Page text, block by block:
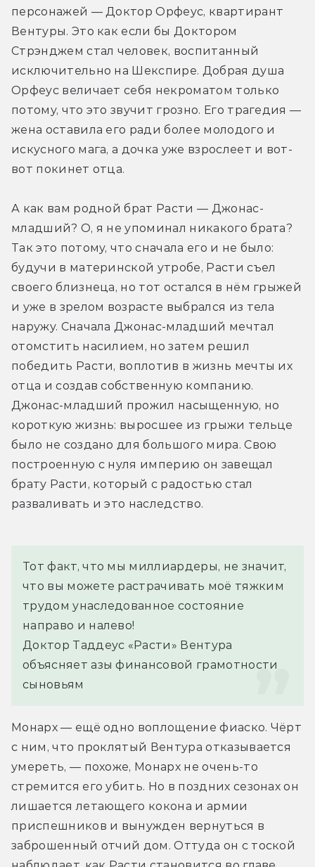
персонажей — Доктор Орфеус, квартирант
Вентуры. Это как если бы Доктором
Стрэнджем стал человек, воспитанный
исключительно на Шекспире. Добрая душа
Орфеус величает себя некроматом только
потому, что это звучит грозно. Его трагедия —
жена оставила его ради более молодого и
искусного мага, а дочка уже взрослеет и вот-
вот покинет отца.
А как вам родной брат Расти — Джонас-
младший? О, я не упоминал никакого брата?
Так это потому, что сначала его и не было:
будучи в материнской утробе, Расти съел
своего близнеца, но тот остался в нём грыжей
и уже в зрелом возрасте выбрался из тела
наружу. Сначала Джонас-младший мечтал
отомстить насилием, но затем решил
победить Расти, воплотив в жизнь мечты их
отца и создав собственную компанию.
Джонас-младший прожил насыщенную, но
короткую жизнь: выросшее из грыжи тельце
было не создано для большого мира. Свою
построенную с нуля империю он завещал
брату Расти, который с радостью стал
разваливать и это наследство.
Тот факт, что мы миллиардеры, не значит,
что вы можете растрачивать моё тяжким
трудом унаследованное состояние
направо и налево!
Доктор Таддеус «Расти» Вентура
объясняет азы финансовой грамотности
сыновьям
Монарх — ещё одно воплощение фиаско. Чёрт
с ним, что проклятый Вентура отказывается
умереть, — похоже, Монарх не очень-то
стремится его убить. Но в поздних сезонах он
лишается летающего кокона и армии
приспешников и вынужден вернуться в
заброшенный отчий дом. Оттуда он с тоской